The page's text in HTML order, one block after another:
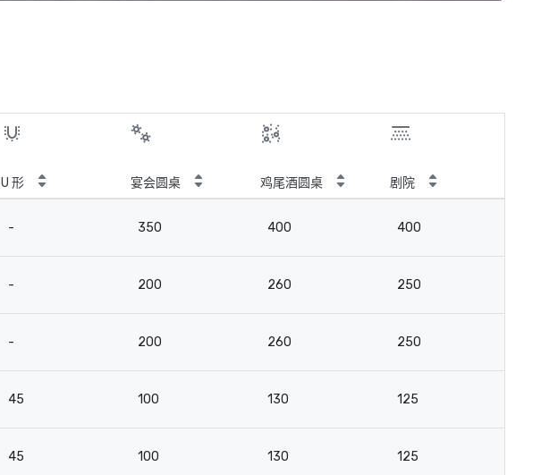
U 形 宴会圆桌 鸡尾酒圆桌 剧院
- 350 400 400
- 200 260 250
- 200 260 250
45 100 130 125
45 100 130 125